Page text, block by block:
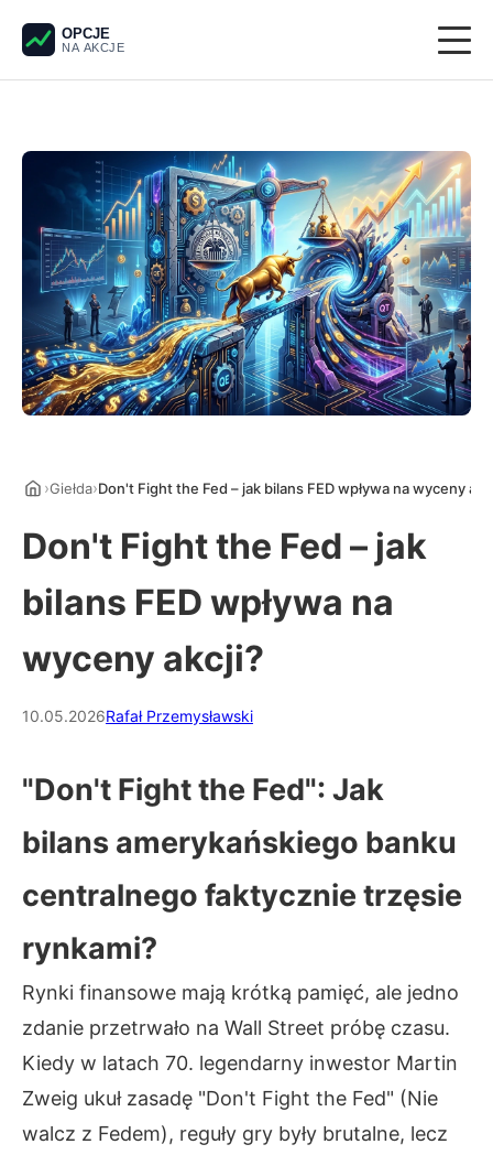
OPCJE
NA AKCJE
Derywaty
Pieniądze
Krypto
Analiza techniczna
›Giełda›Don't Fight the Fed – jak bilans FED wpływa na wyceny
Don't Fight the Fed – jak
bilans FED wpływa na
wyceny akcji?
10.05.2026Rafał Przemysławski
"Don't Fight the Fed": Jak
bilans amerykańskiego banku
centralnego faktycznie trzęsie
rynkami?
Rynki finansowe mają krótką pamięć, ale jedno
zdanie przetrwało na Wall Street próbę czasu.
Kiedy w latach 70. legendarny inwestor Martin
Zweig ukuł zasadę "Don't Fight the Fed" (Nie
walcz z Fedem), reguły gry były brutalne, lecz